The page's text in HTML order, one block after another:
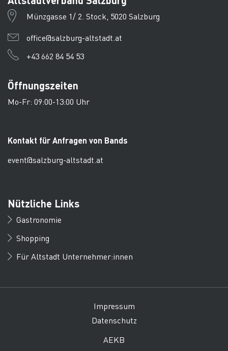
Münzgasse 1/ 2. Stock, 5020 Salzburg
office@salzburg-altstadt.at
+43 662 84 54 53
Öffnungszeiten
Mo-Fr: 09:00-13:00 Uhr
Kontakt für Anfragen von Bands
event@salzburg-altstadt.at
Nützliche Links
Gastronomie
Shopping
Für Altstadt Unternehmer:innen
Impressum
Datenschutz
AEKB